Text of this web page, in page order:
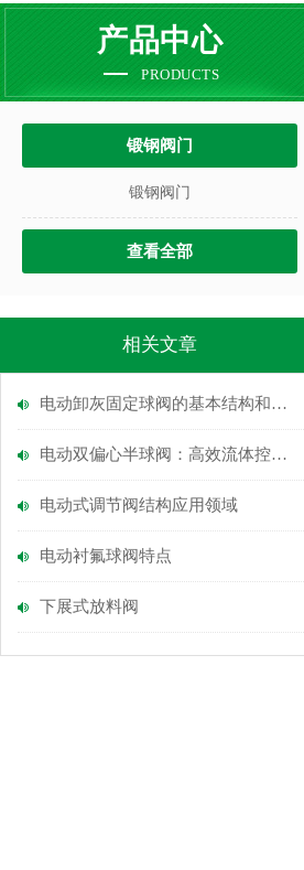
产品中心
PRODUCTS
锻钢阀门
锻钢阀门
查看全部
相关文章
电动卸灰固定球阀的基本结构和使用方法
电动双偏心半球阀：高效流体控制的智能选择
电动式调节阀结构应用领域
电动衬氟球阀特点
下展式放料阀